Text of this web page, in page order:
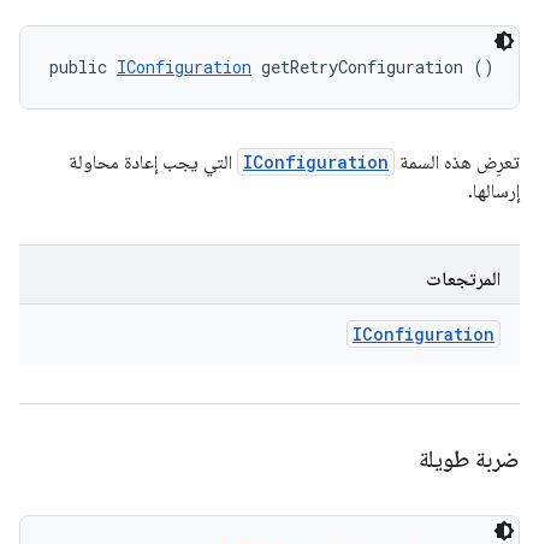
public IConfiguration getRetryConfiguration ()
تعرِض هذه السمة IConfiguration التي يجب إعادة محاولة
إرسالها.
المرتجعات
IConfiguration
ضربة طويلة